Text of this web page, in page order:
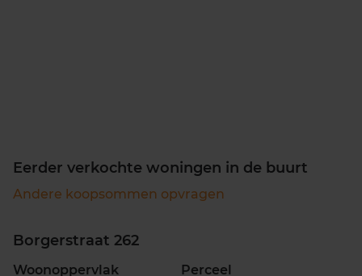
Eerder verkochte woningen in de buurt
Andere koopsommen opvragen
Borgerstraat 262
Woonoppervlak Perceel